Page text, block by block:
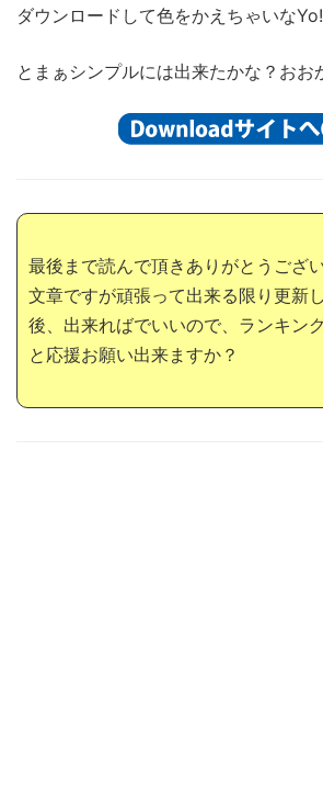
ダウンロードして色をかえちゃいなYo!
とまぁシンプルには出来たかな？おお
最後まで読んで頂きありがとうござ
文章ですが頑張って出来る限り更新
後、出来ればでいいので、ランキン
と応援お願い出来ますか？